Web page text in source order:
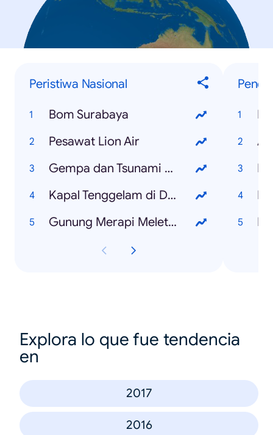
Peristiwa Nasional
Bom Surabaya
Pesawat Lion Air
Gempa dan Tsunami Palu
Kapal Tenggelam di Danau Toba
Gunung Merapi Meletus
Explora lo que fue tendencia
en
2017
2016